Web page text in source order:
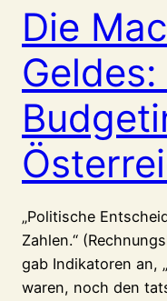
Die
„Politische
Zahlen.“
gab Indikatoren an,
waren, noch den